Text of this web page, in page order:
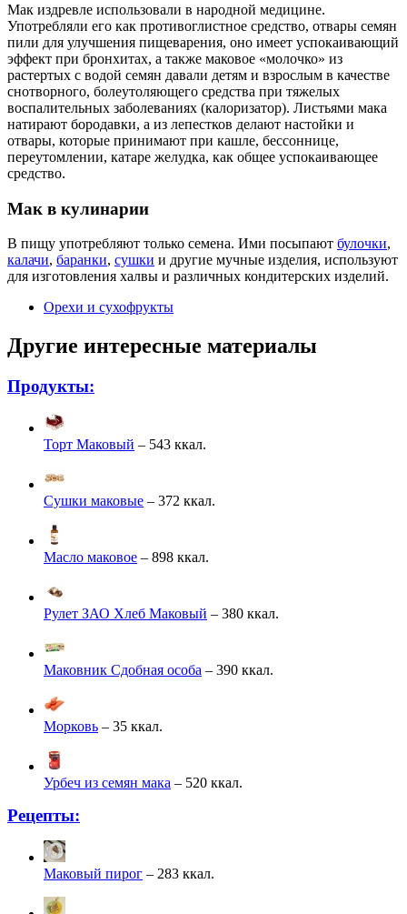
Мак издревле использовали в народной медицине.
Употребляли его как противоглистное средство, отвары семян
пили для улучшения пищеварения, оно имеет успокаивающий
эффект при бронхитах, а также маковое «молочко» из
растертых с водой семян давали детям и взрослым в качестве
снотворного, болеутоляющего средства при тяжелых
воспалительных заболеваниях (калоризатор). Листьями мака
натирают бородавки, а из лепестков делают настойки и
отвары, которые принимают при кашле, бессоннице,
переутомлении, катаре желудка, как общее успокаивающее
средство.
Мак в кулинарии
В пищу употребляют только семена. Ими посыпают булочки,
калачи, баранки, сушки и другие мучные изделия, используют
для изготовления халвы и различных кондитерских изделий.
Орехи и сухофрукты
Другие интересные материалы
Продукты:
Торт Маковый – 543 ккал.
Сушки маковые – 372 ккал.
Масло маковое – 898 ккал.
Рулет ЗАО Хлеб Маковый – 380 ккал.
Маковник Сдобная особа – 390 ккал.
Морковь – 35 ккал.
Урбеч из семян мака – 520 ккал.
Рецепты:
Маковый пирог – 283 ккал.